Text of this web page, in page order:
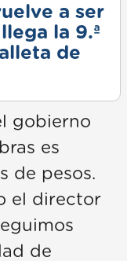
a ser
la 9.ª
de
gobierno
es
de pesos.
el director
de